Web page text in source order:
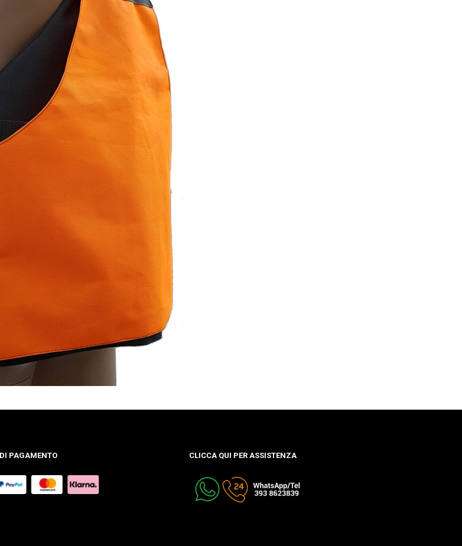
PAGAMENTO CLICCA QUI PER ASSISTENZA